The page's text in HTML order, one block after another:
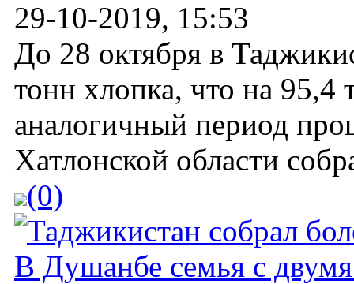
29-10-2019, 15:53
До 28 октября в
тонн хлопка, что на 95,4
аналогичный период
Хатлонской области
(0)
В Душанбе семья с